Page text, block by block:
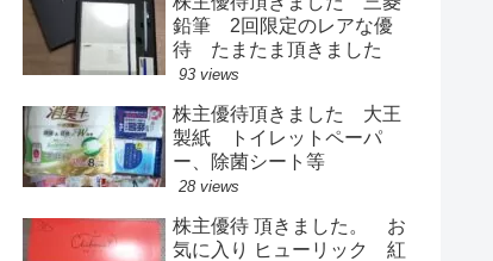
鉛筆 2回限定のレアな優
待 たまたま頂きました
93 views
株主優待頂きました 大王
製紙 トイレットペーパ
ー、除菌シート等
28 views
株主優待 頂きました。 お
気に入り ヒューリック 紅